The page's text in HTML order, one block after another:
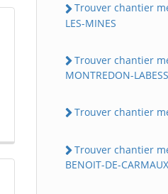
Trouver chantier
LES-MINES
Trouver chantier
MONTREDON-
Trouver chantier
Trouver chantier
BENOIT-DE-CARMAUX